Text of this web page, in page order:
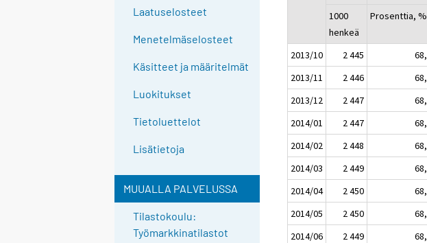
Laatuselosteet
Menetelmäselosteet
Käsitteet ja määritelmät
Luokitukset
Tietoluettelot
Lisätietoja
MUUALLA PALVELUSSA
Tilastokoulu:
Työmarkkinatilastot
1000
henkeä
Prosenttia, %
2013/10 2 445
2013/11
2 446
2013/12
2 447
2014/01
2 447
2014/02
2 448
2014/03
2 449
2014/04
2 450
2014/05
2 450
2014/06
2 449